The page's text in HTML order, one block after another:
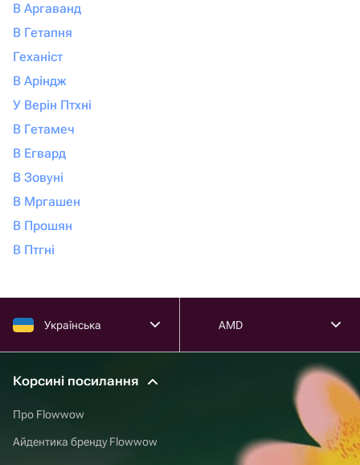
В Аргаванд
В Гетапня
Геханіст
В Аріндж
У Верін Птхні
В Гетамеч
В Егвард
В Зовуні
В Мргашен
В Прошян
В Птгні
Українська AMD
Корсині посилання
Про Flowwow
Айдентика бренду Flowwow